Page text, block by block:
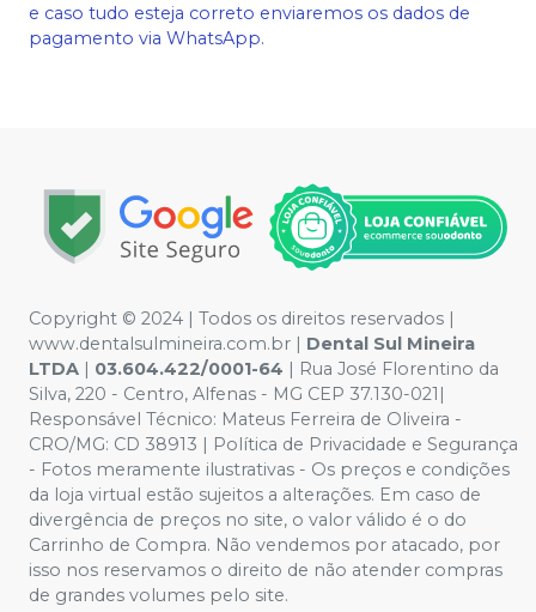
e caso tudo esteja correto enviaremos os dados de
pagamento via WhatsApp.
Copyright © 2024 | Todos os direitos reservados |
www.dentalsulmineira.com.br | Dental Sul Mineira
LTDA | 03.604.422/0001-64 | Rua José Florentino da
Silva, 220 - Centro, Alfenas - MG CEP 37.130-021|
Responsável Técnico: Mateus Ferreira de Oliveira -
CRO/MG: CD 38913 | Política de Privacidade e Segurança
- Fotos meramente ilustrativas - Os preços e condições
da loja virtual estão sujeitos a alterações. Em caso de
divergência de preços no site, o valor válido é o do
Carrinho de Compra. Não vendemos por atacado, por
isso nos reservamos o direito de não atender compras
de grandes volumes pelo site.